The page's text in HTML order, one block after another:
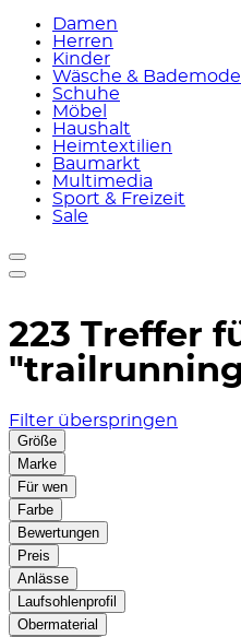
Damen
Herren
Kinder
Wäsche & Bademode
Schuhe
Möbel
Haushalt
Heimtextilien
Baumarkt
Multimedia
Sport & Freizeit
Sale
223 Treffer
Filter überspringen
Größe
Marke
Für wen
Farbe
Bewertungen
Preis
Anlässe
Laufsohlenprofil
Obermaterial